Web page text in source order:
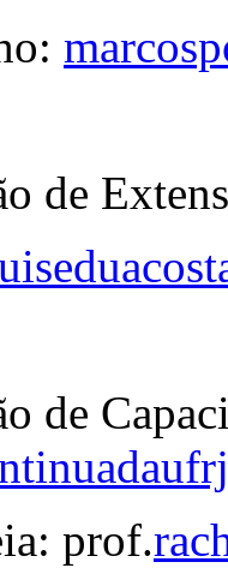
de
de
prof.